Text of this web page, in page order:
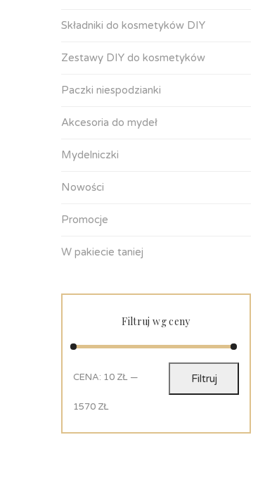
Składniki do kosmetyków DIY
Zestawy DIY do kosmetyków
Paczki niespodzianki
Akcesoria do mydeł
Mydelniczki
Nowości
Promocje
W pakiecie taniej
Filtruj wg ceny
Filtruj
CENA: 10 ZŁ —
1570 ZŁ